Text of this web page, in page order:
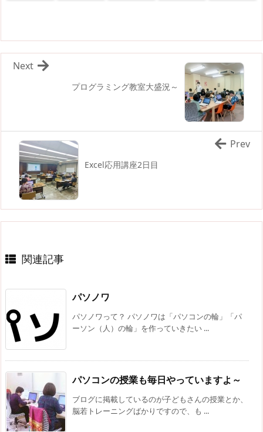
プログラミング教室大盛況～
Next
Excel応用講座2日目
Prev
関連記事
パソノワ
パソノワって？ パソノワは「パソコンの輪」「パ
ーソン（人）の輪」を作っていきたい ...
パソコンの授業も毎日やっていますよ～
ブログに掲載しているのが子どもさんの授業とか、
脳若トレーニングばかりですので、も ...